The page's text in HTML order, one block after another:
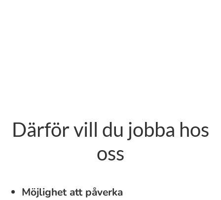
Därför vill du jobba hos
oss
Möjlighet att påverka